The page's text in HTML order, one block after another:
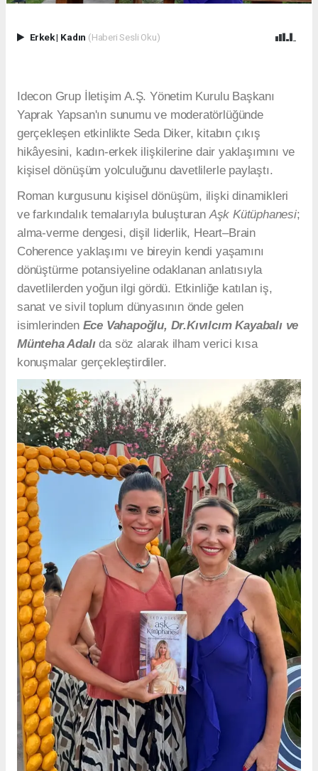
Erkek| Kadın (Haberi Sesli Oku)
Idecon Grup İletişim A.Ş. Yönetim Kurulu Başkanı
Yaprak Yapsan'ın sunumu ve moderatörlüğünde
gerçekleşen etkinlikte Seda Diker, kitabın çıkış
hikâyesini, kadın-erkek ilişkilerine dair yaklaşımını ve
kişisel dönüşüm yolculuğunu davetlilerle paylaştı.
Roman kurgusunu kişisel dönüşüm, ilişki dinamikleri
ve farkındalık temalarıyla buluşturan Aşk Kütüphanesi;
alma-verme dengesi, dişil liderlik, Heart–Brain
Coherence yaklaşımı ve bireyin kendi yaşamını
dönüştürme potansiyeline odaklanan anlatısıyla
davetlilerden yoğun ilgi gördü. Etkinliğe katılan iş,
sanat ve sivil toplum dünyasının önde gelen
isimlerinden Ece Vahapoğlu, Dr.Kıvılcım Kayabalı ve
Münteha Adalıda söz alarak ilham verici kısa
konuşmalar gerçekleştirdiler.